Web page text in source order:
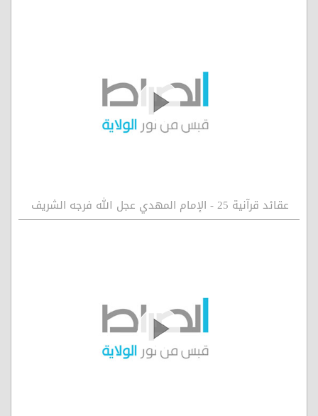
عقائد قرآنية 25 - الإمام المهدي عجل الله فرجه الشريف